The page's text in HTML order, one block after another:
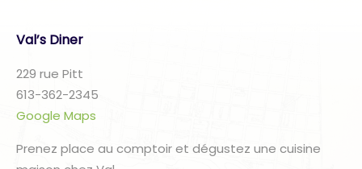
Val’s Diner
229 rue Pitt
613-362-2345
Google Maps
Prenez place au comptoir et dégustez une cuisine